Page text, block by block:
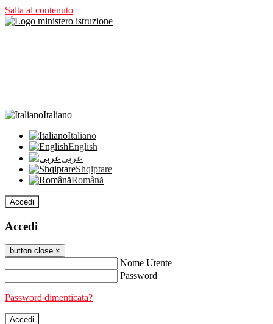
Salta al contenuto
Italiano
Italiano
English
عربى
Shqiptare
Română
Accedi
Accedi
button close ×
Nome Utente
Password
Password dimenticata?